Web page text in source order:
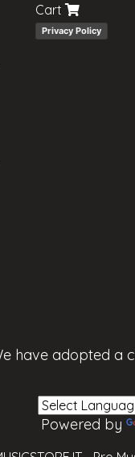
Cart
Privacy Policy
have adopted
Powered by